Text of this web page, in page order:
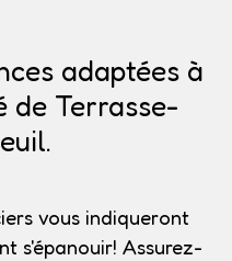
adaptées à
de Terrasse-
vous indiqueront
s'épanouir! Assurez-